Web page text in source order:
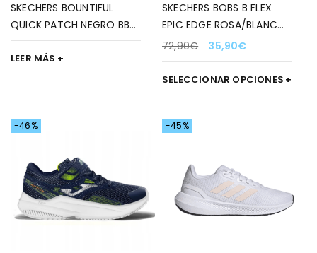
SKECHERS BOUNTIFUL
QUICK PATCH NEGRO BBK
PARA MUJER
LEER MÁS
SKECHERS BOBS B FLEX
EPIC EDGE ROSA/BLANCO
PARA MUJER
72,90€ 35,90€
SELECCIONAR OPCIONES
-46% -45%